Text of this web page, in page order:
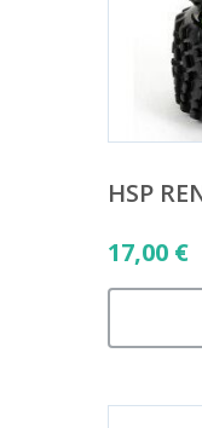
HSP
17,00 €